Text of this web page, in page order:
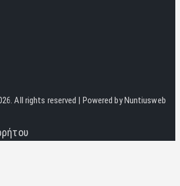
All rights reserved | Powered byNuntiusweb